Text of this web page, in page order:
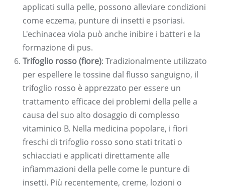
applicati sulla pelle, possono alleviare condizioni
come eczema, punture di insetti e psoriasi.
L'echinacea viola può anche inibire i batteri e la
formazione di pus.
Trifoglio rosso (fiore): Tradizionalmente utilizzato
per espellere le tossine dal flusso sanguigno, il
trifoglio rosso è apprezzato per essere un
trattamento efficace dei problemi della pelle a
causa del suo alto dosaggio di complesso
vitaminico B. Nella medicina popolare, i fiori
freschi di trifoglio rosso sono stati tritati o
schiacciati e applicati direttamente alle
infiammazioni della pelle come le punture di
insetti. Più recentemente, creme, lozioni o